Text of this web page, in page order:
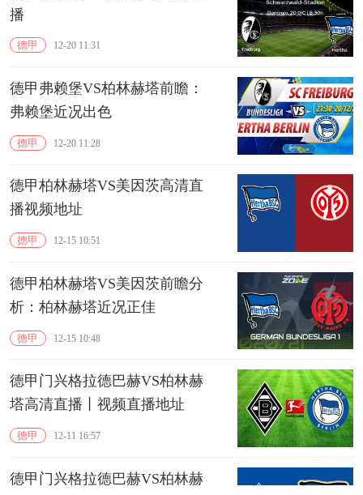
播
德甲 12-20 11:31
德甲弗赖堡VS柏林赫塔前瞻：
弗赖堡近况出色
德甲 12-20 11:28
德甲柏林赫塔VS美因茨高清直
播视频地址
德甲 12-15 10:51
德甲柏林赫塔VS美因茨前瞻分
析：柏林赫塔近况正佳
德甲 12-15 10:48
德甲门兴格拉德巴赫VS柏林赫
塔高清直播丨视频直播地址
德甲 12-11 16:57
德甲门兴格拉德巴赫VS柏林赫